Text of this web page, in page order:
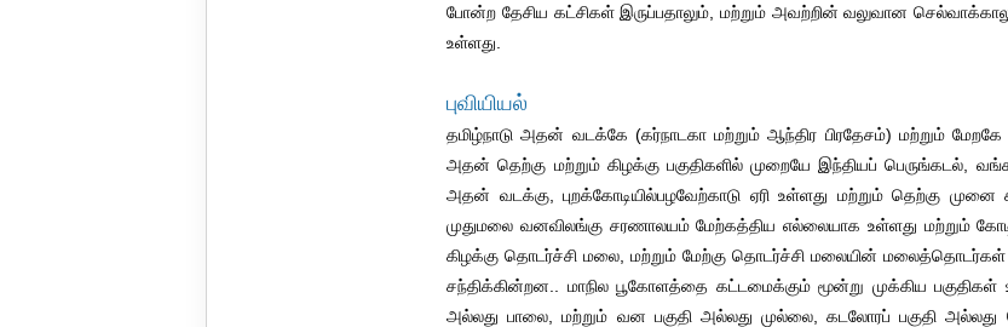
போன்ற தேசிய கட்சிகள் இருப்பதாலும், மற்றும் அவற்றின் வலுவான
உள்ளது.
புவியியல்
தமிழ்நாடு அதன் வடக்கே (கர்நாடகா மற்றும் ஆந்திர பிரதேசம்) மற்றும்
அதன் தெற்கு மற்றும் கிழக்கு பகுதிகளில் முறையே இந்தியப் பெருங்கடல்,
அதன் வடக்கு, புறக்கோடியில்பழவேற்காடு ஏரி உள்ளது மற்றும் தெற்கு முனை
முதுமலை வனவிலங்கு சரணாலயம் மேற்கத்திய எல்லையாக உள்ளது மற்றும்
கிழக்கு தொடர்ச்சி மலை, மற்றும் மேற்கு தொடர்ச்சி மலையின்
சந்திக்கின்றன.. மாநில பூகோளத்தை கட்டமைக்கும் மூன்று முக்கிய
அல்லது பாலை, மற்றும் வன பகுதி அல்லது முல்லை, கடலோரப் பகுதி